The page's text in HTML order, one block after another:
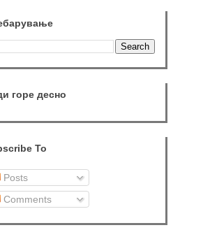
горе десно
To
Posts
Comments